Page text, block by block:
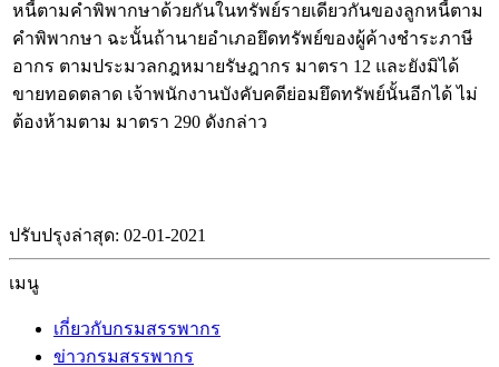
หนี้ตามคำพิพากษาด้วยกันในทรัพย์รายเดียวกันของลูกหนี้ตาม
คำพิพากษา ฉะนั้นถ้านายอำเภอยึดทรัพย์ของผู้ค้างชำระภาษี
อากร ตามประมวลกฎหมายรัษฎากร มาตรา 12 และยังมิได้
ขายทอดตลาด เจ้าพนักงานบังคับคดีย่อมยึดทรัพย์นั้นอีกได้ ไม่
ต้องห้ามตาม มาตรา 290 ดังกล่าว
ปรับปรุงล่าสุด: 02-01-2021
เมนู
เกี่ยวกับกรมสรรพากร
ข่าวกรมสรรพากร